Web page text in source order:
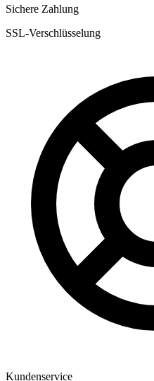
Sichere Zahlung
SSL-Verschlüsselung
Kundenservice